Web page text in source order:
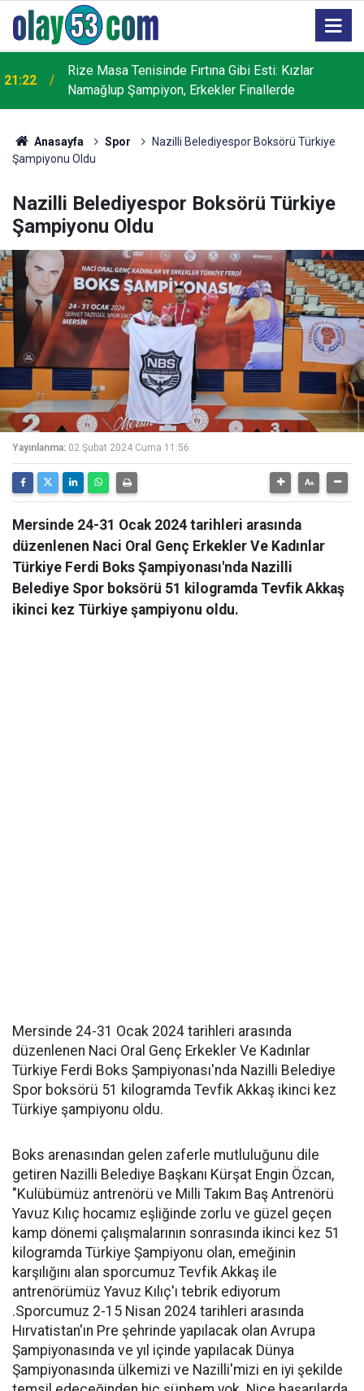
21:22
Rize Masa Tenisinde Fırtına Gibi Esti: Kızlar
Namağlup Şampiyon, Erkekler Finallerde
Anasayfa Spor
Nazilli Belediyespor Boksörü Türkiye
Şampiyonu Oldu
Nazilli Belediyespor Boksörü Türkiye
Şampiyonu Oldu
Yayınlanma: 02 Şubat 2024 Cuma 11:56
Mersinde 24-31 Ocak 2024 tarihleri arasında
düzenlenen Naci Oral Genç Erkekler Ve Kadınlar
Türkiye Ferdi Boks Şampiyonası'nda Nazilli
Belediye Spor boksörü 51 kilogramda Tevfik Akkaş
ikinci kez Türkiye şampiyonu oldu.
Mersinde 24-31 Ocak 2024 tarihleri arasında
düzenlenen Naci Oral Genç Erkekler Ve Kadınlar
Türkiye Ferdi Boks Şampiyonası'nda Nazilli Belediye
Spor boksörü 51 kilogramda Tevfik Akkaş ikinci kez
Türkiye şampiyonu oldu.
Boks arenasından gelen zaferle mutluluğunu dile
getiren Nazilli Belediye Başkanı Kürşat Engin Özcan,
"Kulübümüz antrenörü ve Milli Takım Baş Antrenörü
Yavuz Kılıç hocamız eşliğinde zorlu ve güzel geçen
kamp dönemi çalışmalarının sonrasında ikinci kez 51
kilogramda Türkiye Şampiyonu olan, emeğinin
karşılığını alan sporcumuz Tevfik Akkaş ile
antrenörümüz Yavuz Kılıç'ı tebrik ediyorum
.Sporcumuz 2-15 Nisan 2024 tarihleri arasında
Hırvatistan'ın Pre şehrinde yapılacak olan Avrupa
Şampiyonasında ve yıl içinde yapılacak Dünya
Şampiyonasında ülkemizi ve Nazilli'mizi en iyi şekilde